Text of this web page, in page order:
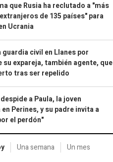
que Rusia ha reclutado a "más
de 135 países" para
Ucrania
guardia civil en Llanes por
su expareja, también agente, que
tras ser repelido
a Paula, la joven
Perines, y su padre invita a
el perdón"
Una semana Un mes